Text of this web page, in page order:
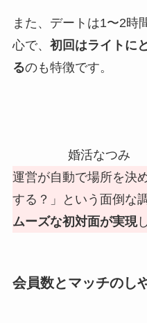
また、デートは1〜2時
心で、 初回はライトに
るのも特徴です。
婚活なつみ
運営が自動で場所を決
する？」という面倒な
ムーズな初対面が実現
会員数とマッチのし